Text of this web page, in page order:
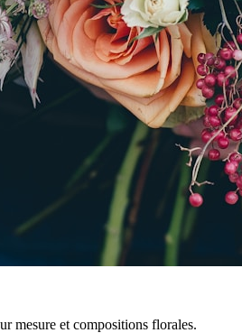
mesure et compositions florales.